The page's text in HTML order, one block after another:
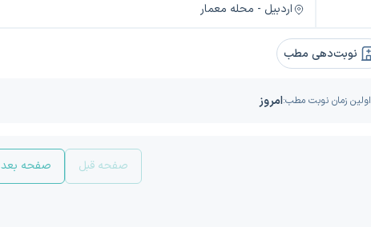
اردبیل - محله معمار
نوبت‌دهی مطب
اولین زمان نوبت مطب:امروز
صفحه قبل صفحه بعد